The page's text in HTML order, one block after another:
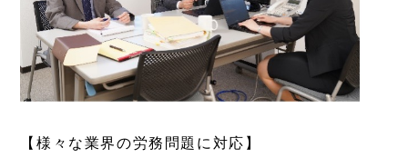
【様々な業界の労務問題に対応】